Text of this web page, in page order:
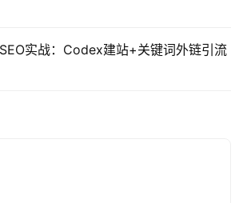
实战：Codex建站+关键词外链引流